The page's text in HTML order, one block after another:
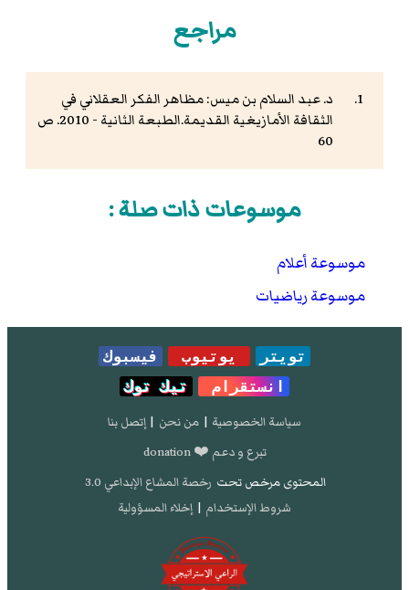
مراجع
د. عبد السلام بن ميس: مظاهر الفكر العقلاني في
الثقافة الأمازيغية القديمة.الطبعة الثانية - 2010. ص
60
موسوعات ذات صلة :
موسوعة أعلام
موسوعة رياضيات
تويتر يوتيوب
فيسبوك
انستقرام
تيك توك
سياسة الخصوصية | من نحن | إتصل بنا
تبرع و دعم ❤️ donation
المحتوى مرخص تحت رخصة المشاع الإبداعي 3.0
شروط الإستخدام | إخلاء المسؤولية